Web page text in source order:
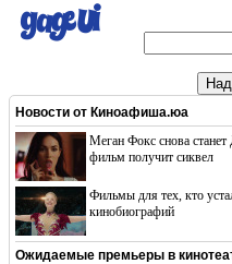
Новости от Киноафиша.юа
Меган Фокс снова
фильм получит сиквел
Фильмы для тех, кто
кинобиографий
Ожидаемые премьеры в